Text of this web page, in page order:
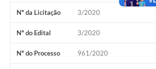
Agenda
Contato
Nº da Licitação 3/2020
Nº do Edital 3/2020
Nº do Processo 961/2020